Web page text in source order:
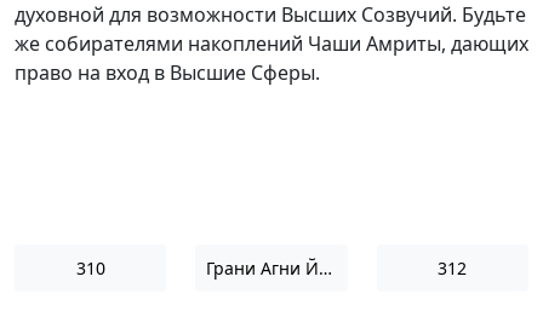
духовной для возможности Высших Созвучий. Будьте
же собирателями накоплений Чаши Амриты, дающих
право на вход в Высшие Сферы.
310 Грани Агни Йоги 1957 312